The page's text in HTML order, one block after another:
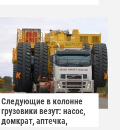
Следующие в колонне
грузовики везут: насос,
домкрат, аптечка,